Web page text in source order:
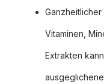
Ganzheitlicher
Vitaminen,
Extrakten